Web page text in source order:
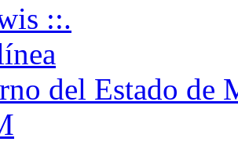
::.
del Estado de